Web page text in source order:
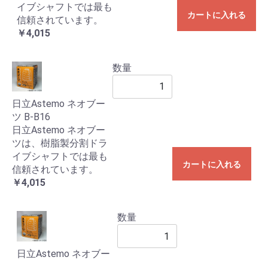
イブシャフトでは最も
信頼されています。
￥4,015
カートに入れる
日立Astemo ネオブー
ツ B-B16
日立Astemo ネオブー
ツは、樹脂製分割ドラ
イブシャフトでは最も
信頼されています。
￥4,015
数量
カートに入れる
日立Astemo ネオブー
数量